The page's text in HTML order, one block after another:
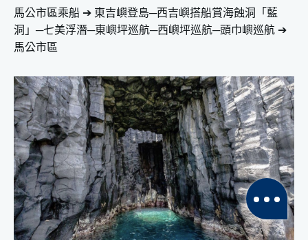
馬公市區乘船 ➔ 東吉嶼登島─西吉嶼搭船賞海蝕洞「藍
洞」─七美浮潛─東嶼坪巡航─西嶼坪巡航─頭巾嶼巡航 ➔
馬公市區